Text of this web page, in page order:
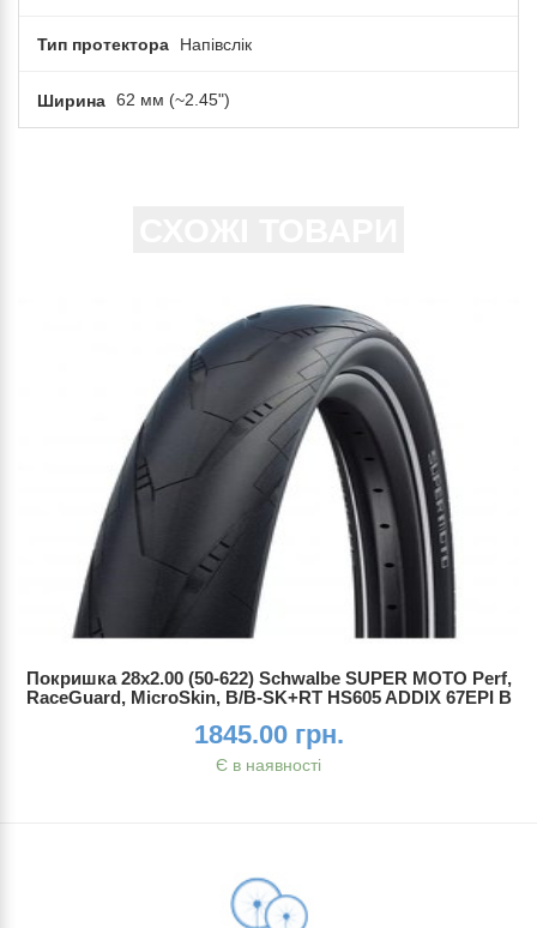
Тип протектора Напівслік
Ширина 62 мм (~2.45")
Покришка 28x2.00 (50-622) Schwalbe SUPER MOTO Perf,
RaceGuard, MicroSkin, B/B-SK+RT HS605 ADDIX 67EPI B
1845.00 грн.
Є в наявності